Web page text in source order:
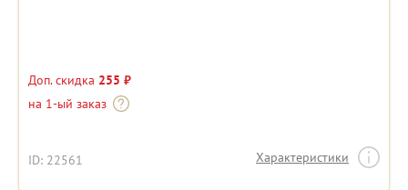
Доп. скидка 255 ₽
на 1-ый заказ
ID: 22561 Характеристики